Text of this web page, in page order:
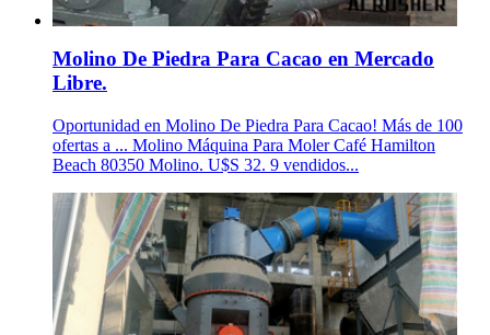
Molino De Piedra Para Cacao en Mercado
Libre.
Oportunidad en Molino De Piedra Para Cacao! Más de 100
ofertas a ... Molino Máquina Para Moler Café Hamilton
Beach 80350 Molino. U$S 32. 9 vendidos...